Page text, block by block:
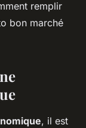
remplir
bon marché
, il est